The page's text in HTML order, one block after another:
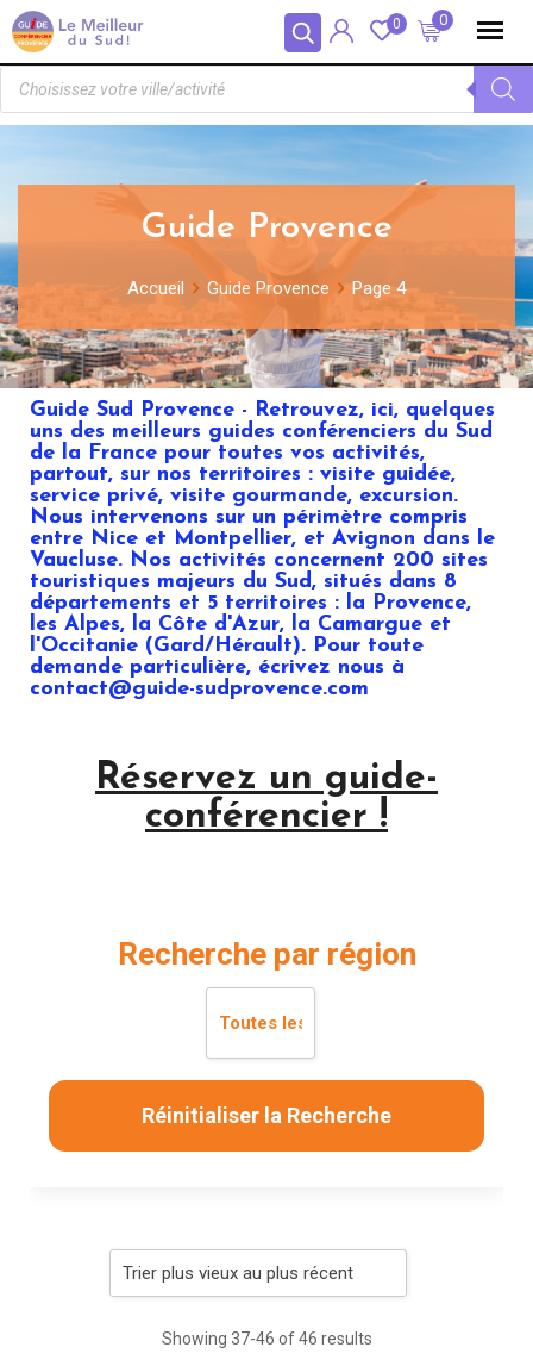
Panneau de gestion des cookies 0
0
Guide Provence
Accueil Guide Provence Page 4
Guide Sud Provence - Retrouvez, ici, quelques
uns des meilleurs guides conférenciers du Sud
de la France pour toutes vos activités,
partout, sur nos territoires : visite guidée,
service privé, visite gourmande, excursion.
Nous intervenons sur un périmètre compris
entre Nice et Montpellier, et Avignon dans le
Vaucluse. Nos activités concernent 200 sites
touristiques majeurs du Sud, situés dans 8
départements et 5 territoires : la Provence,
les Alpes, la Côte d'Azur, la Camargue et
l'Occitanie (Gard/Hérault). Pour toute
demande particulière, écrivez nous à
contact@guide-sudprovence.com
Réservez un guide-
conférencier !
Recherche par région
Réinitialiser la Recherche
Showing 37-46 of 46 results